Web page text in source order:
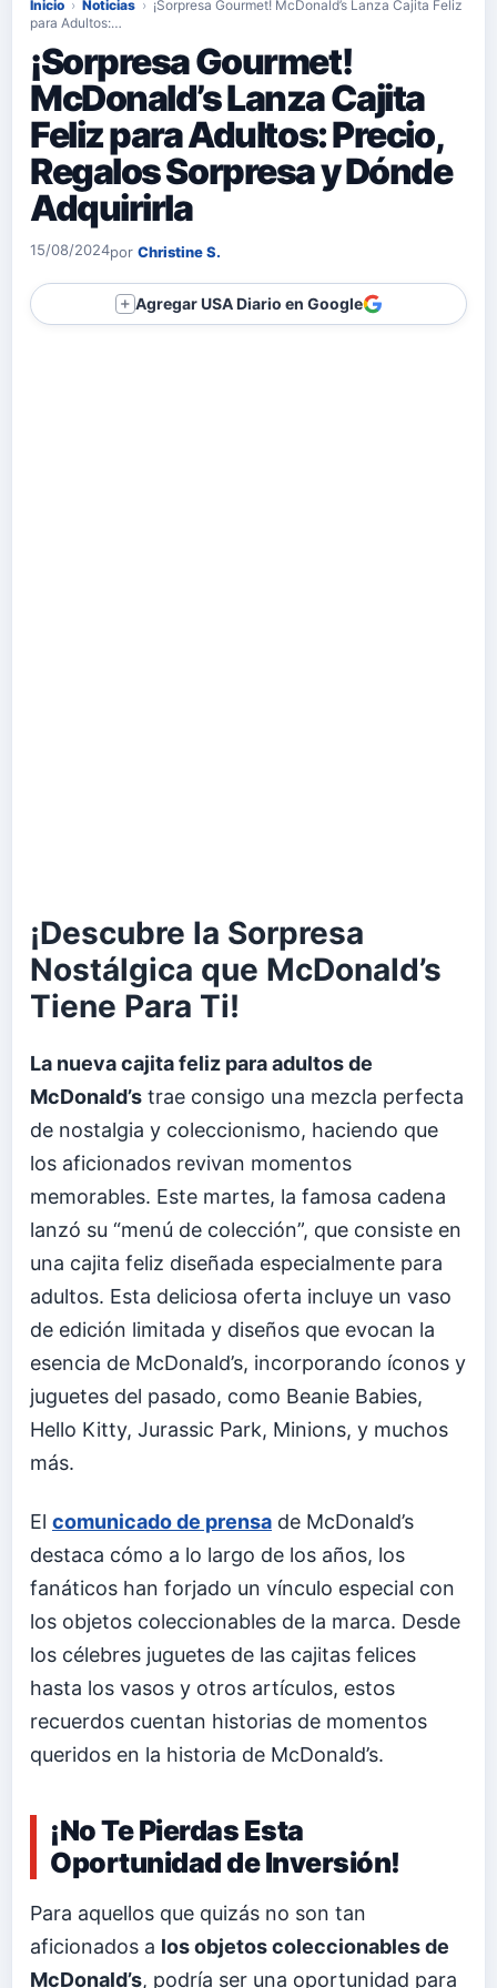
Inicio › Noticias › ¡Sorpresa Gourmet! McDonald’s Lanza Cajita Feliz
para Adultos:…
¡Sorpresa Gourmet!
McDonald’s Lanza Cajita
Feliz para Adultos: Precio,
Regalos Sorpresa y Dónde
Adquirirla
15/08/2024por Christine S.
＋ Agregar USA Diario en Google
¡Descubre la Sorpresa
Nostálgica que McDonald’s
Tiene Para Ti!
La nueva cajita feliz para adultos de
McDonald’s trae consigo una mezcla perfecta
de nostalgia y coleccionismo, haciendo que
los aficionados revivan momentos
memorables. Este martes, la famosa cadena
lanzó su “menú de colección”, que consiste en
una cajita feliz diseñada especialmente para
adultos. Esta deliciosa oferta incluye un vaso
de edición limitada y diseños que evocan la
esencia de McDonald’s, incorporando íconos y
juguetes del pasado, como Beanie Babies,
Hello Kitty, Jurassic Park, Minions, y muchos
más.
El comunicado de prensa de McDonald’s
destaca cómo a lo largo de los años, los
fanáticos han forjado un vínculo especial con
los objetos coleccionables de la marca. Desde
los célebres juguetes de las cajitas felices
hasta los vasos y otros artículos, estos
recuerdos cuentan historias de momentos
queridos en la historia de McDonald’s.
¡No Te Pierdas Esta
Oportunidad de Inversión!
Para aquellos que quizás no son tan
aficionados a los objetos coleccionables de
McDonald’s, podría ser una oportunidad para